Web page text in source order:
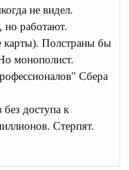
не видел.
но работают.
карты). Полстраны бы
монополист.
Сбера
без доступа к
Стерпят.